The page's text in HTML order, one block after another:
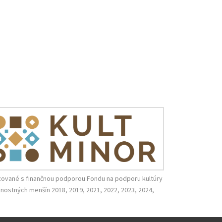
s finančnou podporou Fondu na podporu kultúry
menšín 2018, 2019, 2021, 2022, 2023, 2024,